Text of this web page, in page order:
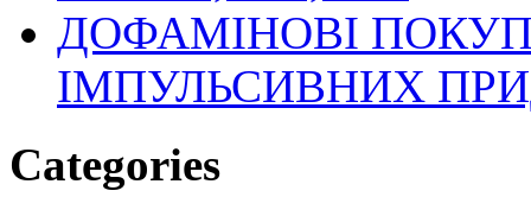
ДОФАМІНОВІ
ІМПУЛЬСИВНИХ
Categories